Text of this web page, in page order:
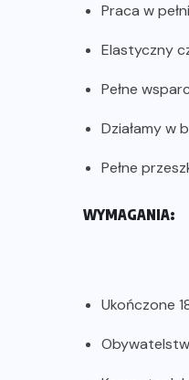
Praca w
Elastyczny
Pełne
Działamy w
Pełne
WYMAGANIA:
Ukończone